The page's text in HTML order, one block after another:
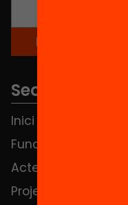
Seccions
Inici
Fundació
Actes
Projectes